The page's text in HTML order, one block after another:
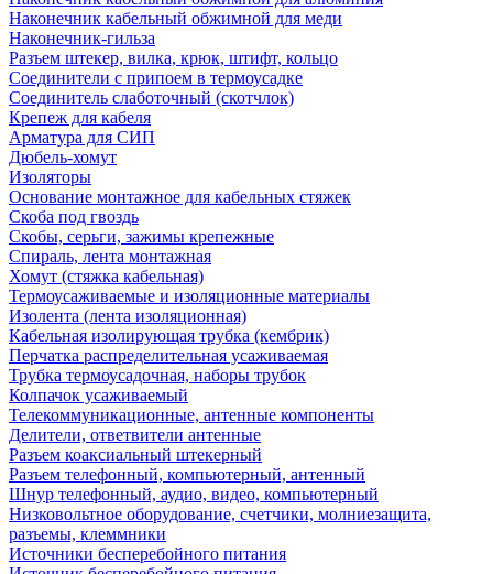
Наконечник кабельный обжимной для меди
Наконечник-гильза
Разъем штекер, вилка, крюк, штифт, кольцо
Соединители с припоем в термоусадке
Соединитель слаботочный (скотчлок)
Крепеж для кабеля
Арматура для СИП
Дюбель-хомут
Изоляторы
Основание монтажное для кабельных стяжек
Скоба под гвоздь
Скобы, серьги, зажимы крепежные
Спираль, лента монтажная
Хомут (стяжка кабельная)
Термоусаживаемые и изоляционные материалы
Изолента (лента изоляционная)
Кабельная изолирующая трубка (кембрик)
Перчатка распределительная усаживаемая
Трубка термоусадочная, наборы трубок
Колпачок усаживаемый
Телекоммуникационные, антенные компоненты
Делители, ответвители антенные
Разъем коаксиальный штекерный
Разъем телефонный, компьютерный, антенный
Шнур телефонный, аудио, видео, компьютерный
Низковольтное оборудование, счетчики, молниезащита,
разъемы, клеммники
Источники бесперебойного питания